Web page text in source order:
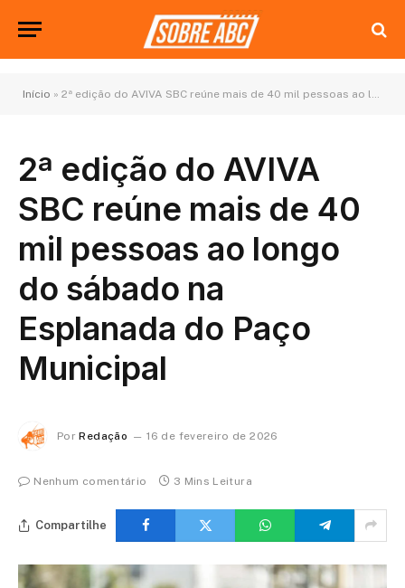
Início » 2ª edição do AVIVA SBC reúne mais de 40 mil pessoas ao longo do sábado na Esplanada do Paço Municipal
2ª edição do AVIVA
SBC reúne mais de 40
mil pessoas ao longo
do sábado na
Esplanada do Paço
Municipal
Por Redação 16 de fevereiro de 2026
Nenhum comentário 3 Mins Leitura
Compartilhe